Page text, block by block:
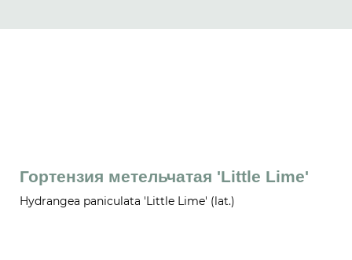
Гортензия метельчатая 'Little Lime'
Hydrangea paniculata 'Little Lime' (lat.)